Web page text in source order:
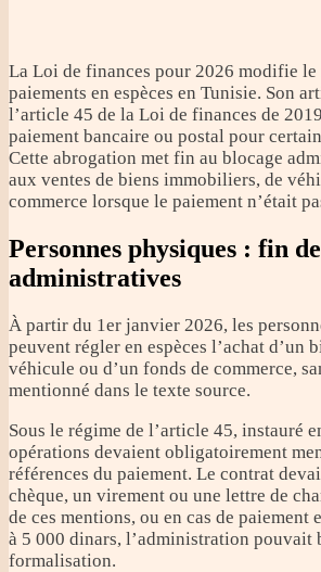
La Loi de finances pour 2026 modifie le
paiements en espèces en Tunisie. Son
l’article 45 de la Loi de finances de
paiement bancaire ou postal pour
Cette abrogation met fin au blocage
aux ventes de biens immobiliers, de
commerce lorsque le paiement n’était
Personnes physiques : fin
administratives
À partir du 1er janvier 2026, les
peuvent régler en espèces l’achat d’un
véhicule ou d’un fonds de commerce,
mentionné dans le texte source.
Sous le régime de l’article 45, instauré
opérations devaient obligatoirement
références du paiement. Le contrat
chèque, un virement ou une lettre de
de ces mentions, ou en cas de paiement
à 5 000 dinars, l’administration pouvait
formalisation.